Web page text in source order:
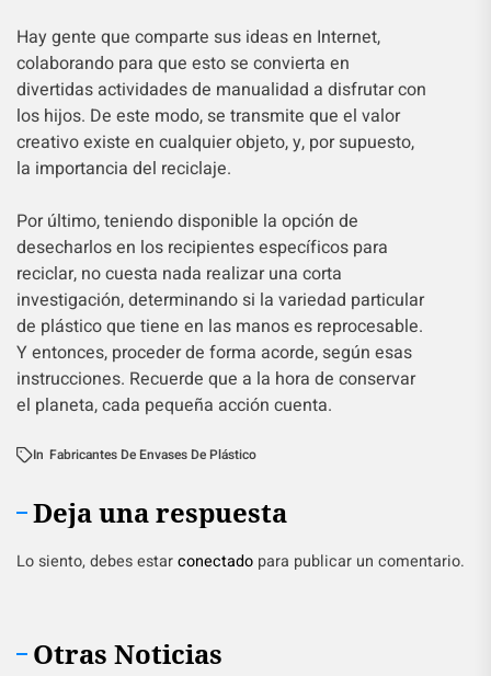
Hay gente que comparte sus ideas en Internet,
colaborando para que esto se convierta en
divertidas actividades de manualidad a disfrutar con
los hijos. De este modo, se transmite que el valor
creativo existe en cualquier objeto, y, por supuesto,
la importancia del reciclaje.
Por último, teniendo disponible la opción de
desecharlos en los recipientes específicos para
reciclar, no cuesta nada realizar una corta
investigación, determinando si la variedad particular
de plástico que tiene en las manos es reprocesable.
Y entonces, proceder de forma acorde, según esas
instrucciones. Recuerde que a la hora de conservar
el planeta, cada pequeña acción cuenta.
In Fabricantes De Envases De Plástico
Deja una respuesta
Lo siento, debes estarconectado para publicar un comentario.
Otras Noticias